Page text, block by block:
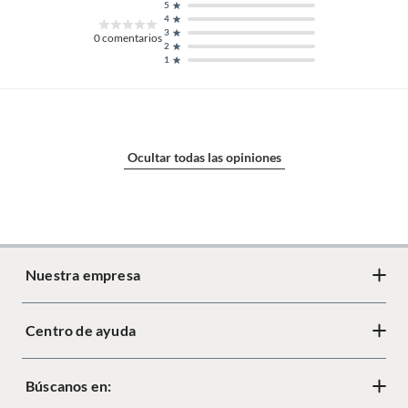
0comentarios
1
2
3
4
5
Ocultar todas las opiniones
Nuestra empresa
Acerca de Crate
Centro de ayuda
Cambios y devoluciones
Búscanos en: